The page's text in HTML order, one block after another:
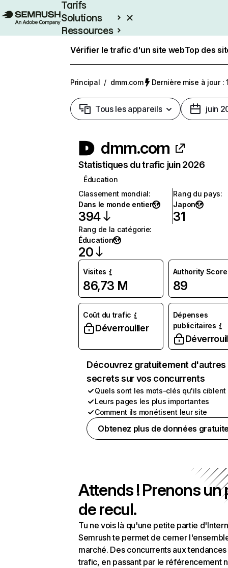
Tarifs
Solutions
Ressources
Vérifier le trafic d'un site webTop des
Principal / dmm.com Dernière mise à jour :
Tous les appareils juin
dmm.com
Statistiques du trafic juin 2026
Éducation
Classement mondial:
Dans le monde entier
394
Rang du pays:
Japon
31
Rang de la catégorie:
Éducation
20
Visites
86,73 M
Authority Score
89
Coût du trafic
Déverrouiller
Dépenses
publicitaires
Découvrez gratuitement d'autres
secrets sur vos concurrents
Quels sont les mots-clés qu'ils ciblent
Leurs pages les plus importantes
Comment ils monétisent leur site
Obtenez plus de données
Attends ! Prenons un
de recul.
Tu ne vois là qu'une petite partie
Semrush te permet de cerner
marché. Des concurrents aux
trafic, en passant par le référencement